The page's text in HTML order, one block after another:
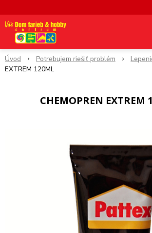
Úvod Potrebujem riešiť problém
EXTREM 120ML
CHEMOPREN EXTREM